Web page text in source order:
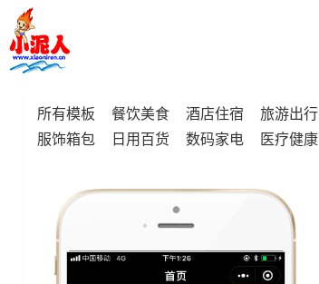
所有模板 餐饮美食 酒店住宿 旅游出行
服饰箱包
日用百货 数码家电 医疗健康